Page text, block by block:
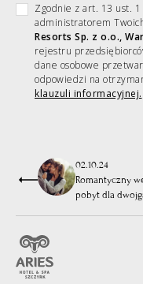
Zgodnie z art. 13 ust.
administratorem
Resorts Sp. z o.o.,
rejestru
dane osobowe
odpowiedzi na
klauzuli informacyjnej.
24.06.26
Twój pierwszy
spodziewać i